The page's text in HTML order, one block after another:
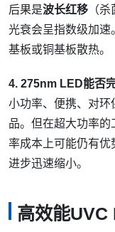
后果是波长红移 （
光衰会呈指数级加速
基板或铜基板散热。
4. 275nm LED能否
小功率、便携、对
品。但在超大功率
率成本上可能仍有优
进步迅速缩小。
高效能UVC